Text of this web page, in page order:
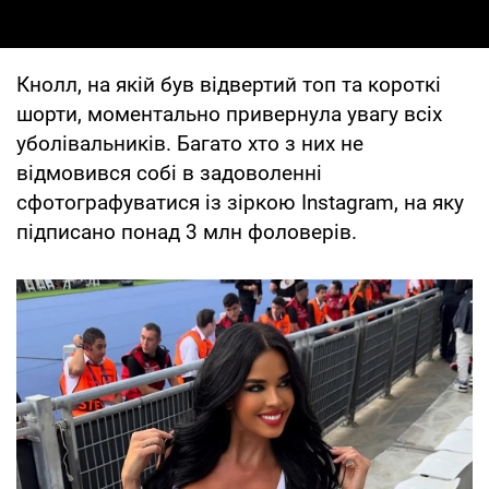
Кнолл, на якій був відвертий топ та короткі
шорти, моментально привернула увагу всіх
уболівальників. Багато хто з них не
відмовився собі в задоволенні
сфотографуватися із зіркою Instagram, на яку
підписано понад 3 млн фоловерів.